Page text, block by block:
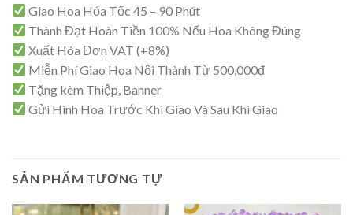
Giao Hoa Hỏa Tốc 45 – 90 Phút
Thành Đạt Hoàn Tiền 100% Nếu Hoa Không Đúng
Xuất Hóa Đơn VAT (+8%)
Miễn Phí Giao Hoa Nội Thành Từ 500,000đ
Tặng kèm Thiệp, Banner
Gửi Hình Hoa Trước Khi Giao Và Sau Khi Giao
SẢN PHẨM TƯƠNG TỰ